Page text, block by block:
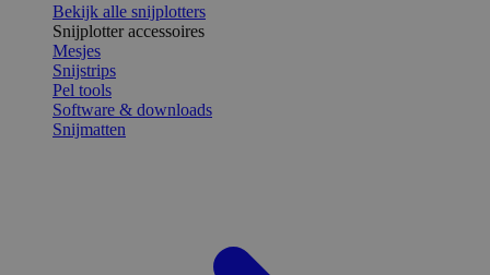
Bekijk alle snijplotters
Snijplotter accessoires
Mesjes
Snijstrips
Pel tools
Software & downloads
Snijmatten